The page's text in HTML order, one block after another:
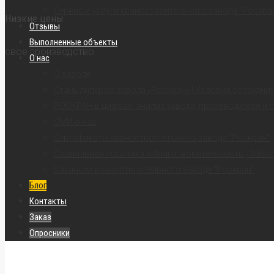
Низкие цены
свое производство
Отзывы
Выполненные объекты
О нас
Блог
Контакты
Заказ
Опросники